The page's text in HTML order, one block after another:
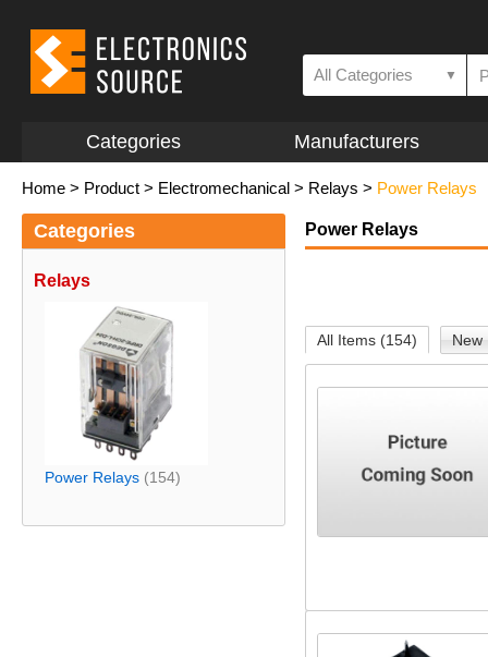
All Categories ▼
Categories Manufacturers
Home > Product > Electromechanical > Relays > Power Relays
Categories
Relays
Power Relays (154)
Power Relays
All Items (154) New